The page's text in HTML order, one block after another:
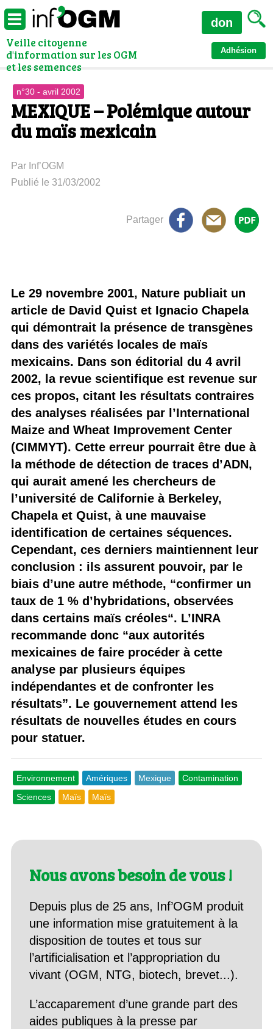
Veille citoyenne
d'information sur les OGM
et les semences
Adhésion
don
n°30 - avril 2002
MEXIQUE – Polémique autour
du maïs mexicain
Par Inf’OGM
Publié le 31/03/2002
Partager
Le 29 novembre 2001, Nature publiait un
article de David Quist et Ignacio Chapela
qui démontrait la présence de transgènes
dans des variétés locales de maïs
mexicains. Dans son éditorial du 4 avril
2002, la revue scientifique est revenue sur
ces propos, citant les résultats contraires
des analyses réalisées par l’International
Maize and Wheat Improvement Center
(CIMMYT). Cette erreur pourrait être due à
la méthode de détection de traces d’ADN,
qui aurait amené les chercheurs de
l’université de Californie à Berkeley,
Chapela et Quist, à une mauvaise
identification de certaines séquences.
Cependant, ces derniers maintiennent leur
conclusion : ils assurent pouvoir, par le
biais d’une autre méthode, “confirmer un
taux de 1 % d’hybridations, observées
dans certains maïs créoles“. L’INRA
recommande donc “aux autorités
mexicaines de faire procéder à cette
analyse par plusieurs équipes
indépendantes et de confronter les
résultats”. Le gouvernement attend les
résultats de nouvelles études en cours
pour statuer.
Environnement Amériques Mexique
Contamination
Sciences
Maïs Maïs
Nous avons besoin de vous !
Depuis plus de 25 ans, Inf’OGM produit
une information mise gratuitement à la
disposition de toutes et tous sur
l’artificialisation et l’appropriation du
vivant (OGM, NTG, biotech, brevet...).
L’accaparement d’une grande part des
aides publiques à la presse par